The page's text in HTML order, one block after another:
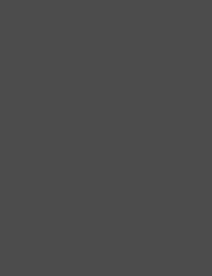
ist für die Nutzung in
seine Umgebung